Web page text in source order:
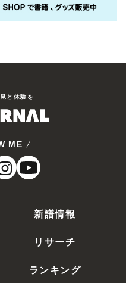
と体験を
ME
新譜情報
リサーチ
ランキング